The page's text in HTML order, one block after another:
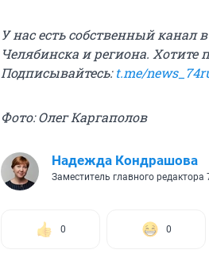
У нас есть собственный канал
Челябинска и региона.
Подписывайтесь:t.me/
Фото: Олег Каргаполов
Надежда Кондрашова
Заместитель главного редактора
0 0